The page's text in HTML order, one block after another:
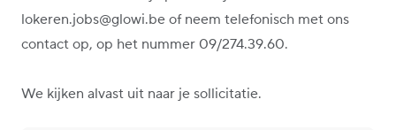
lokeren.jobs@glowi.be of neem telefonisch met ons
contact op, op het nummer 09/274.39.60.
We kijken alvast uit naar je sollicitatie.